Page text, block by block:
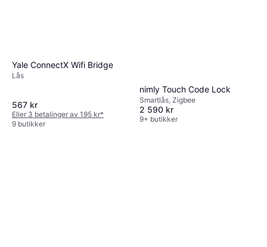
Yale ConnectX Wifi Bridge
Lås
567 kr
Eller 3 betalinger av 195 kr*
9 butikker
nimly Touch Code Lock
Smartlås, Zigbee
2 590 kr
9+ butikker